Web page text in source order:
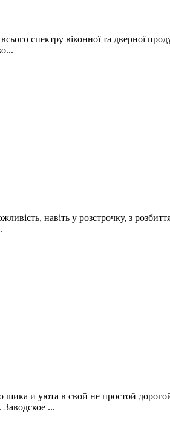
спектру віконної та дверної
навіть у розстрочку, з
и уюта в свой не простой
...